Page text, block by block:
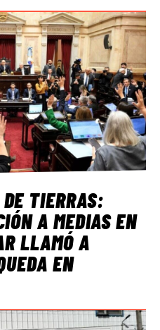
TIERRAS:
A MEDIAS EN
LLAMÓ A
EN